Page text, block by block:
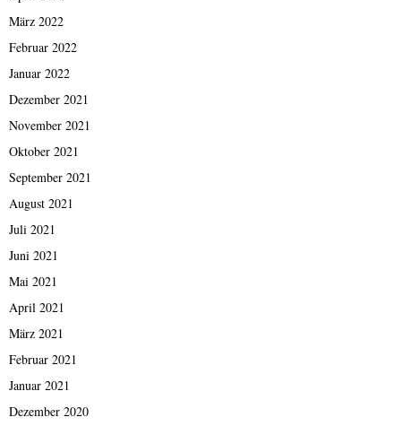
März 2022
Februar 2022
Januar 2022
Dezember 2021
November 2021
Oktober 2021
September 2021
August 2021
Juli 2021
Juni 2021
Mai 2021
April 2021
März 2021
Februar 2021
Januar 2021
Dezember 2020